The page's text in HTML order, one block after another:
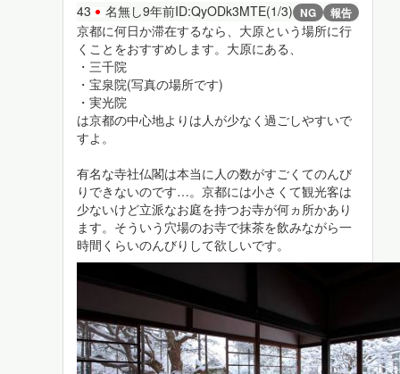
43 名無し9年前ID:QyODk3MTE(1/3) NG 報告
京都に何日か滞在するなら、大原という場所に行
くことをおすすめします。大原にある、
・三千院
・宝泉院(写真の場所です)
・実光院
は京都の中心地よりは人が少なく過ごしやすいで
すよ。
有名な寺社仏閣は本当に人の数がすごくてのんび
りできないのです…。京都には小さくて観光客は
少ないけど立派なお庭を持つお寺が何ヵ所かあり
ます。そういう穴場のお寺で抹茶を飲みながら一
時間くらいのんびりして欲しいです。